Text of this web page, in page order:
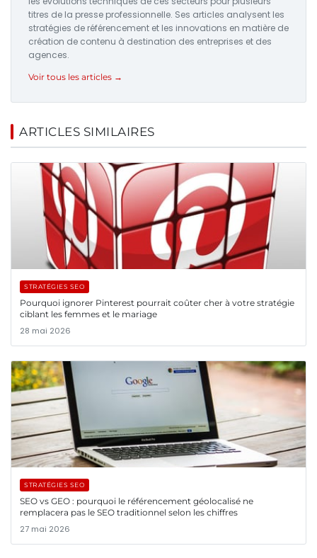
titres de la presse professionnelle. Ses articles analysent les
stratégies de référencement et les innovations en matière de
création de contenu à destination des entreprises et des
agences.
Voir tous les articles →
ARTICLES SIMILAIRES
STRATÉGIES SEO
Pourquoi ignorer Pinterest pourrait coûter cher à votre stratégie
ciblant les femmes et le mariage
28 mai 2026
STRATÉGIES SEO
SEO vs GEO : pourquoi le référencement géolocalisé ne
remplacera pas le SEO traditionnel selon les chiffres
27 mai 2026